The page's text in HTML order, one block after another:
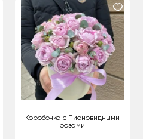
Коробочка с Пионовидными
розами